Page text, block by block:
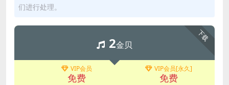
们进行处理。
下载
2金贝
VIP会员
免费
VIP会员[永久]
免费